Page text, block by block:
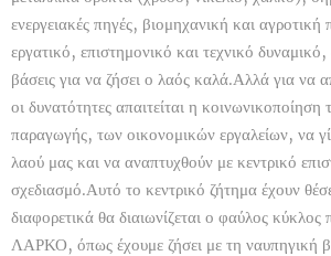
ενεργειακές πηγές, βιομηχανική και
εργατικό, επιστημονικό και τεχνικό δυναμικό,
βάσεις για να ζήσει ο λαός καλά.Αλλά για να
οι δυνατότητες απαιτείται η
παραγωγής, των οικονομικών εργαλείων, να
λαού μας και να αναπτυχθούν με κεντρικό
σχεδιασμό.Αυτό το κεντρικό ζήτημα έχουν θέσει
διαφορετικά θα διαιωνίζεται ο φαύλος κύκλος
ΛΑΡΚΟ, όπως έχουμε ζήσει με τη ναυπηγική